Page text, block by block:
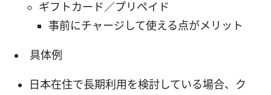
ギフトカード／プリペイド
事前にチャージして使える点がメリット
具体例
日本在住で長期利用を検討している場合、ク